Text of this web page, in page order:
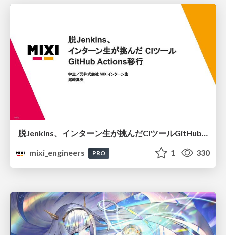
脱Jenkins、インターン生が挑んだCIツールGitHubActions移行
mixi_engineers
PRO 1 330